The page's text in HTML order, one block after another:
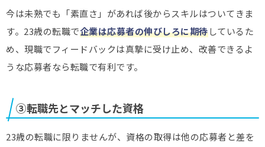
今は未熟でも「素直さ」があれば後からスキルはついてきま
す。23歳の転職で企業は応募者の伸びしろに期待しているた
め、現職でフィードバックは真摯に受け止め、改善できるよ
うな応募者なら転職で有利です。
③転職先とマッチした資格
23歳の転職に限りませんが、資格の取得は他の応募者と差を